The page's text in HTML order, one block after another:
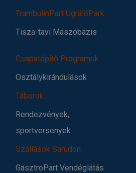
TrambulinPart UgrálóPark
Tisza-tavi Mászóbázis
Csapatépítő Programok
Osztálykirándulások
Táborok
Rendezvények,
sportversenyek
Szállások Sarudon
GasztroPart Vendéglátás